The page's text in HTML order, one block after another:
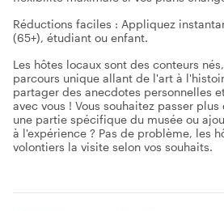
Réductions faciles : Appliquez
(65+), étudiant ou enfant.
Les hôtes locaux sont des conteurs
parcours unique allant de l'art à
partager des anecdotes personnelles
avec vous ! Vous souhaitez passer
une partie spécifique du musée ou
à l'expérience ? Pas de problème, les
volontiers la visite selon vos souhaits.